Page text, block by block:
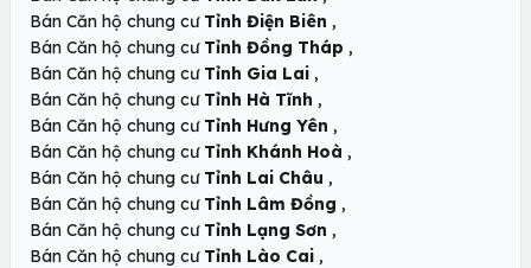
Bán Căn hộ chung cư Tỉnh Điện Biên ,
Bán Căn hộ chung cư Tỉnh Đồng Tháp ,
Bán Căn hộ chung cư Tỉnh Gia Lai ,
Bán Căn hộ chung cư Tỉnh Hà Tĩnh ,
Bán Căn hộ chung cư Tỉnh Hưng Yên ,
Bán Căn hộ chung cư Tỉnh Khánh Hoà ,
Bán Căn hộ chung cư Tỉnh Lai Châu ,
Bán Căn hộ chung cư Tỉnh Lâm Đồng ,
Bán Căn hộ chung cư Tỉnh Lạng Sơn ,
Bán Căn hộ chung cư Tỉnh Lào Cai ,